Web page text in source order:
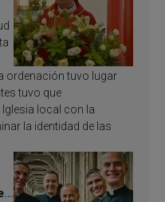
ordenación tuvo lugar
tuvo que
local con la
la identidad de las